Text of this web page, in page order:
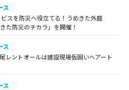
ス
スを防災へ役立てる！うめきた外庭
た防災のチカラ」を開催！
ス
レントオールは建設現場仮囲いへアート
ス